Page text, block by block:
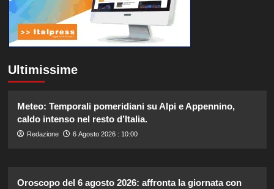
Ultimissime
Meteo: Temporali pomeridiani su Alpi e Appennino,
caldo intenso nel resto d’Italia.
Redazione 6 Agosto 2026 : 10:00
Oroscopo del 6 agosto 2026: affronta la giornata con